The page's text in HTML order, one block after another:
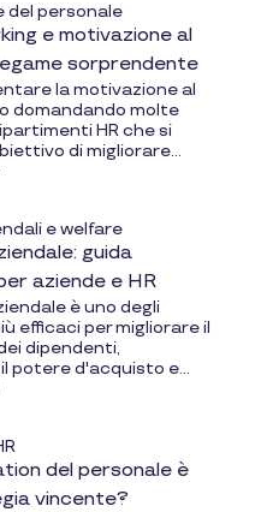
del personale
e motivazione al
sorprendente
la motivazione al
domandando molte
HR che si
di migliorare...
e welfare
guida
aziende e HR
è uno degli
efficaci per migliorare il
dipendenti,
potere d'acquisto e...
del personale è
vincente?